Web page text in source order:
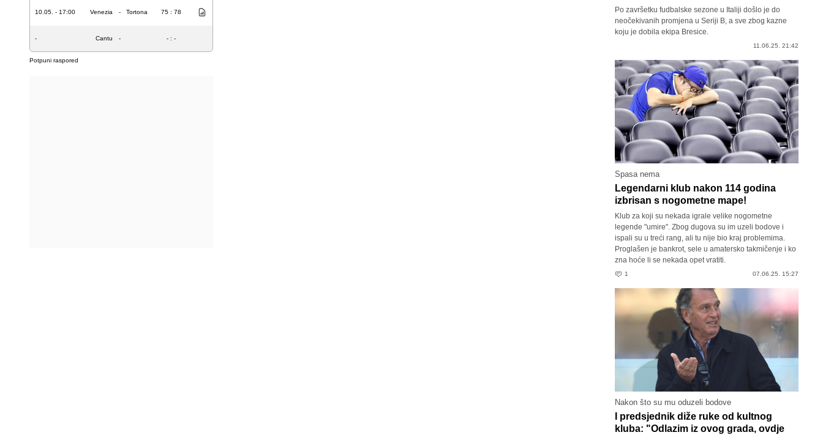
10.05. - 17:00 Venezia - Tortona 75 : 78
- Cantu - - : -
Potpuni raspored
Po završetku fudbalske sezone u Italiji došlo je do
neočekivanih promjena u Seriji B, a sve zbog kazne
koju je dobila ekipa Bresice.
11.06.25. 21:42
Spasa nema
Legendarni klub nakon 114 godina
izbrisan s nogometne mape!
Klub za koji su nekada igrale velike nogometne
legende "umire". Zbog dugova su im uzeli bodove i
ispali su u treći rang, ali tu nije bio kraj problemima.
Proglašen je bankrot, sele u amatersko takmičenje i ko
zna hoće li se nekada opet vratiti.
1 07.06.25. 15:27
Nakon što su mu oduzeli bodove
I predsjednik diže ruke od kultnog
kluba: "Odlazim iz ovog grada, ovdje